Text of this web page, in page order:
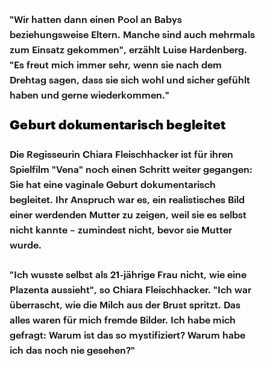
"Wir hatten dann einen Pool an Babys
beziehungsweise Eltern. Manche sind auch mehrmals
zum Einsatz gekommen", erzählt Luise Hardenberg.
"Es freut mich immer sehr, wenn sie nach dem
Drehtag sagen, dass sie sich wohl und sicher gefühlt
haben und gerne wiederkommen."
Geburt dokumentarisch begleitet
Die Regisseurin Chiara Fleischhacker ist für ihren
Spielfilm "Vena" noch einen Schritt weiter gegangen:
Sie hat eine vaginale Geburt dokumentarisch
begleitet. Ihr Anspruch war es, ein realistisches Bild
einer werdenden Mutter zu zeigen, weil sie es selbst
nicht kannte – zumindest nicht, bevor sie Mutter
wurde.
"Ich wusste selbst als 21-jährige Frau nicht, wie eine
Plazenta aussieht", so Chiara Fleischhacker. "Ich war
überrascht, wie die Milch aus der Brust spritzt. Das
alles waren für mich fremde Bilder. Ich habe mich
gefragt: Warum ist das so mystifiziert? Warum habe
ich das noch nie gesehen?"